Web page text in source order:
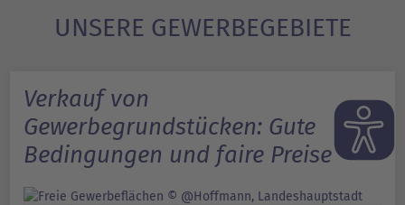
UNSERE GEWERBE­GEBIETE
Verkauf von
Gewerbegrundstücken: Gute
Bedingungen und faire Preise